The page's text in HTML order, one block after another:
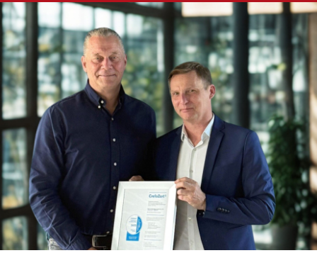
Werner
Wohnbau
erneut mit
dem
CrefoZert
für
ausgezeichnet